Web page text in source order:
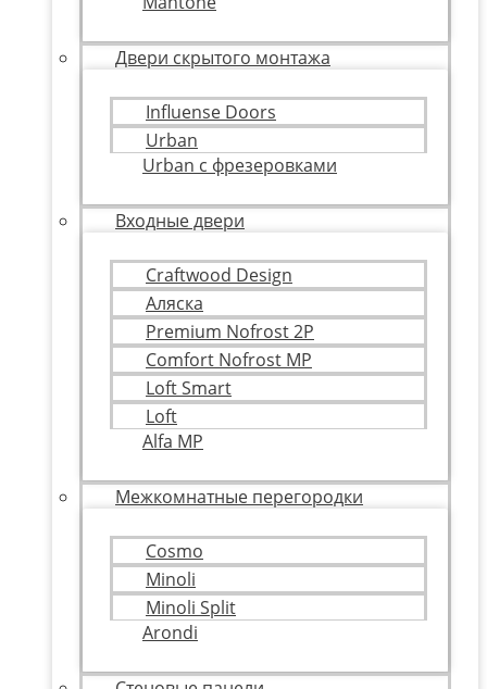
Двери скрытого монтажа
Influense Doors
Urban
Urban с фрезеровками
Входные двери
Craftwood Design
Аляска
Premium Nofrost 2P
Comfort Nofrost MP
Loft Smart
Loft
Alfa MP
Межкомнатные перегородки
Cosmo
Minoli
Minoli Split
Arondi